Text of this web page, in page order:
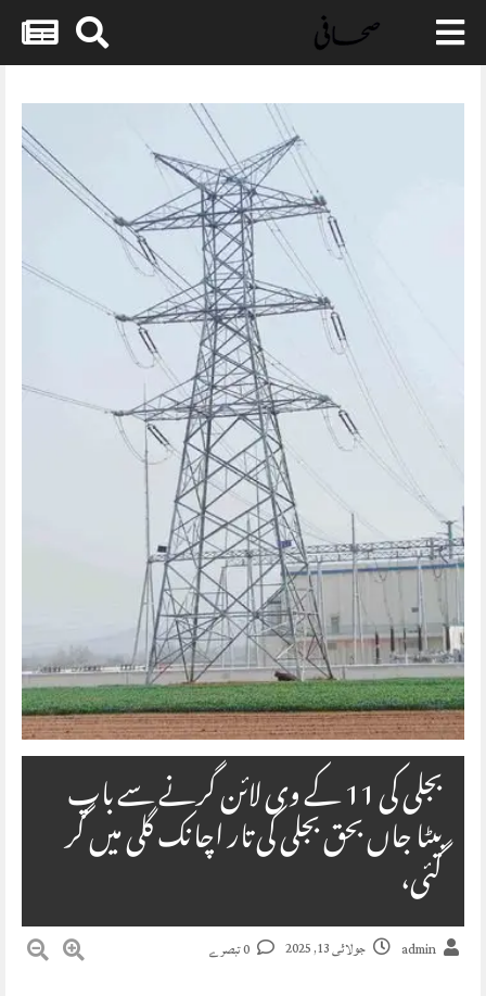
Skip
content
بجلی کی 11 کے وی لائن گرنے سے باپ
بیٹا جاں بحق بجلی کی تار اچانک گلی میں گر
گئی،
admin جولائی 13, 2025